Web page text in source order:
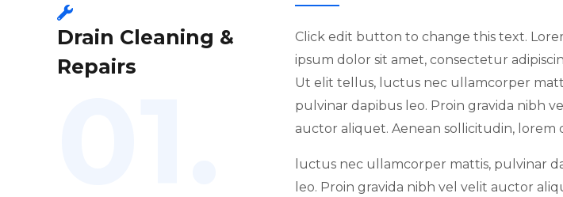
Drain Cleaning &
Repairs
Click edit button to change this text.
ipsum dolor sit amet, consectetur
Ut elit tellus, luctus nec ullamcorper
pulvinar dapibus leo. Proin gravida nibh
auctor aliquet. Aenean sollicitudin, lorem
luctus nec ullamcorper mattis, pulvinar
leo. Proin gravida nibh vel velit auctor